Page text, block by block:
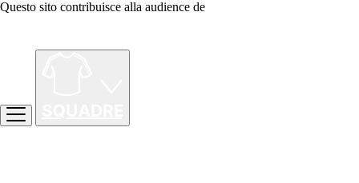
Questo sito contribuisce alla audience de